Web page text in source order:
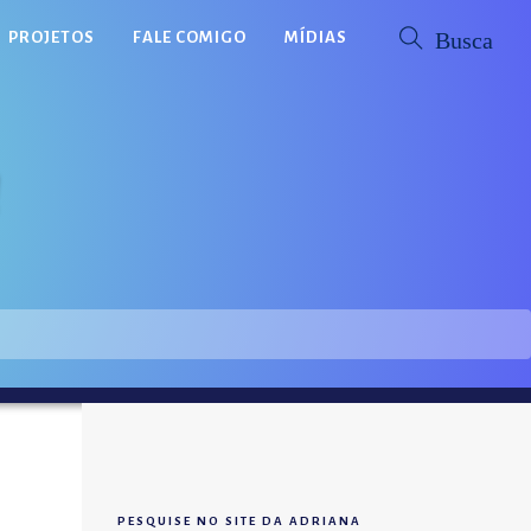
PROJETOS FALE COMIGO MÍDIAS
PESQUISE NO SITE DA ADRIANA